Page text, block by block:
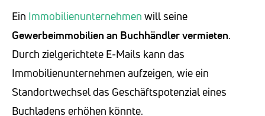
Ein Immobilienunternehmen will seine
Gewerbeimmobilien an Buchhändler vermieten.
Durch zielgerichtete E-Mails kann das
Immobilienunternehmen aufzeigen, wie ein
Standortwechsel das Geschäftspotenzial eines
Buchladens erhöhen könnte.